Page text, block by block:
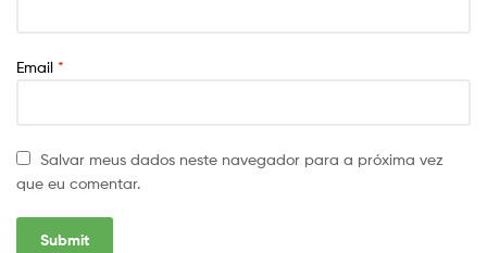
Email *
Salvar meus dados neste navegador para a próxima vez
que eu comentar.